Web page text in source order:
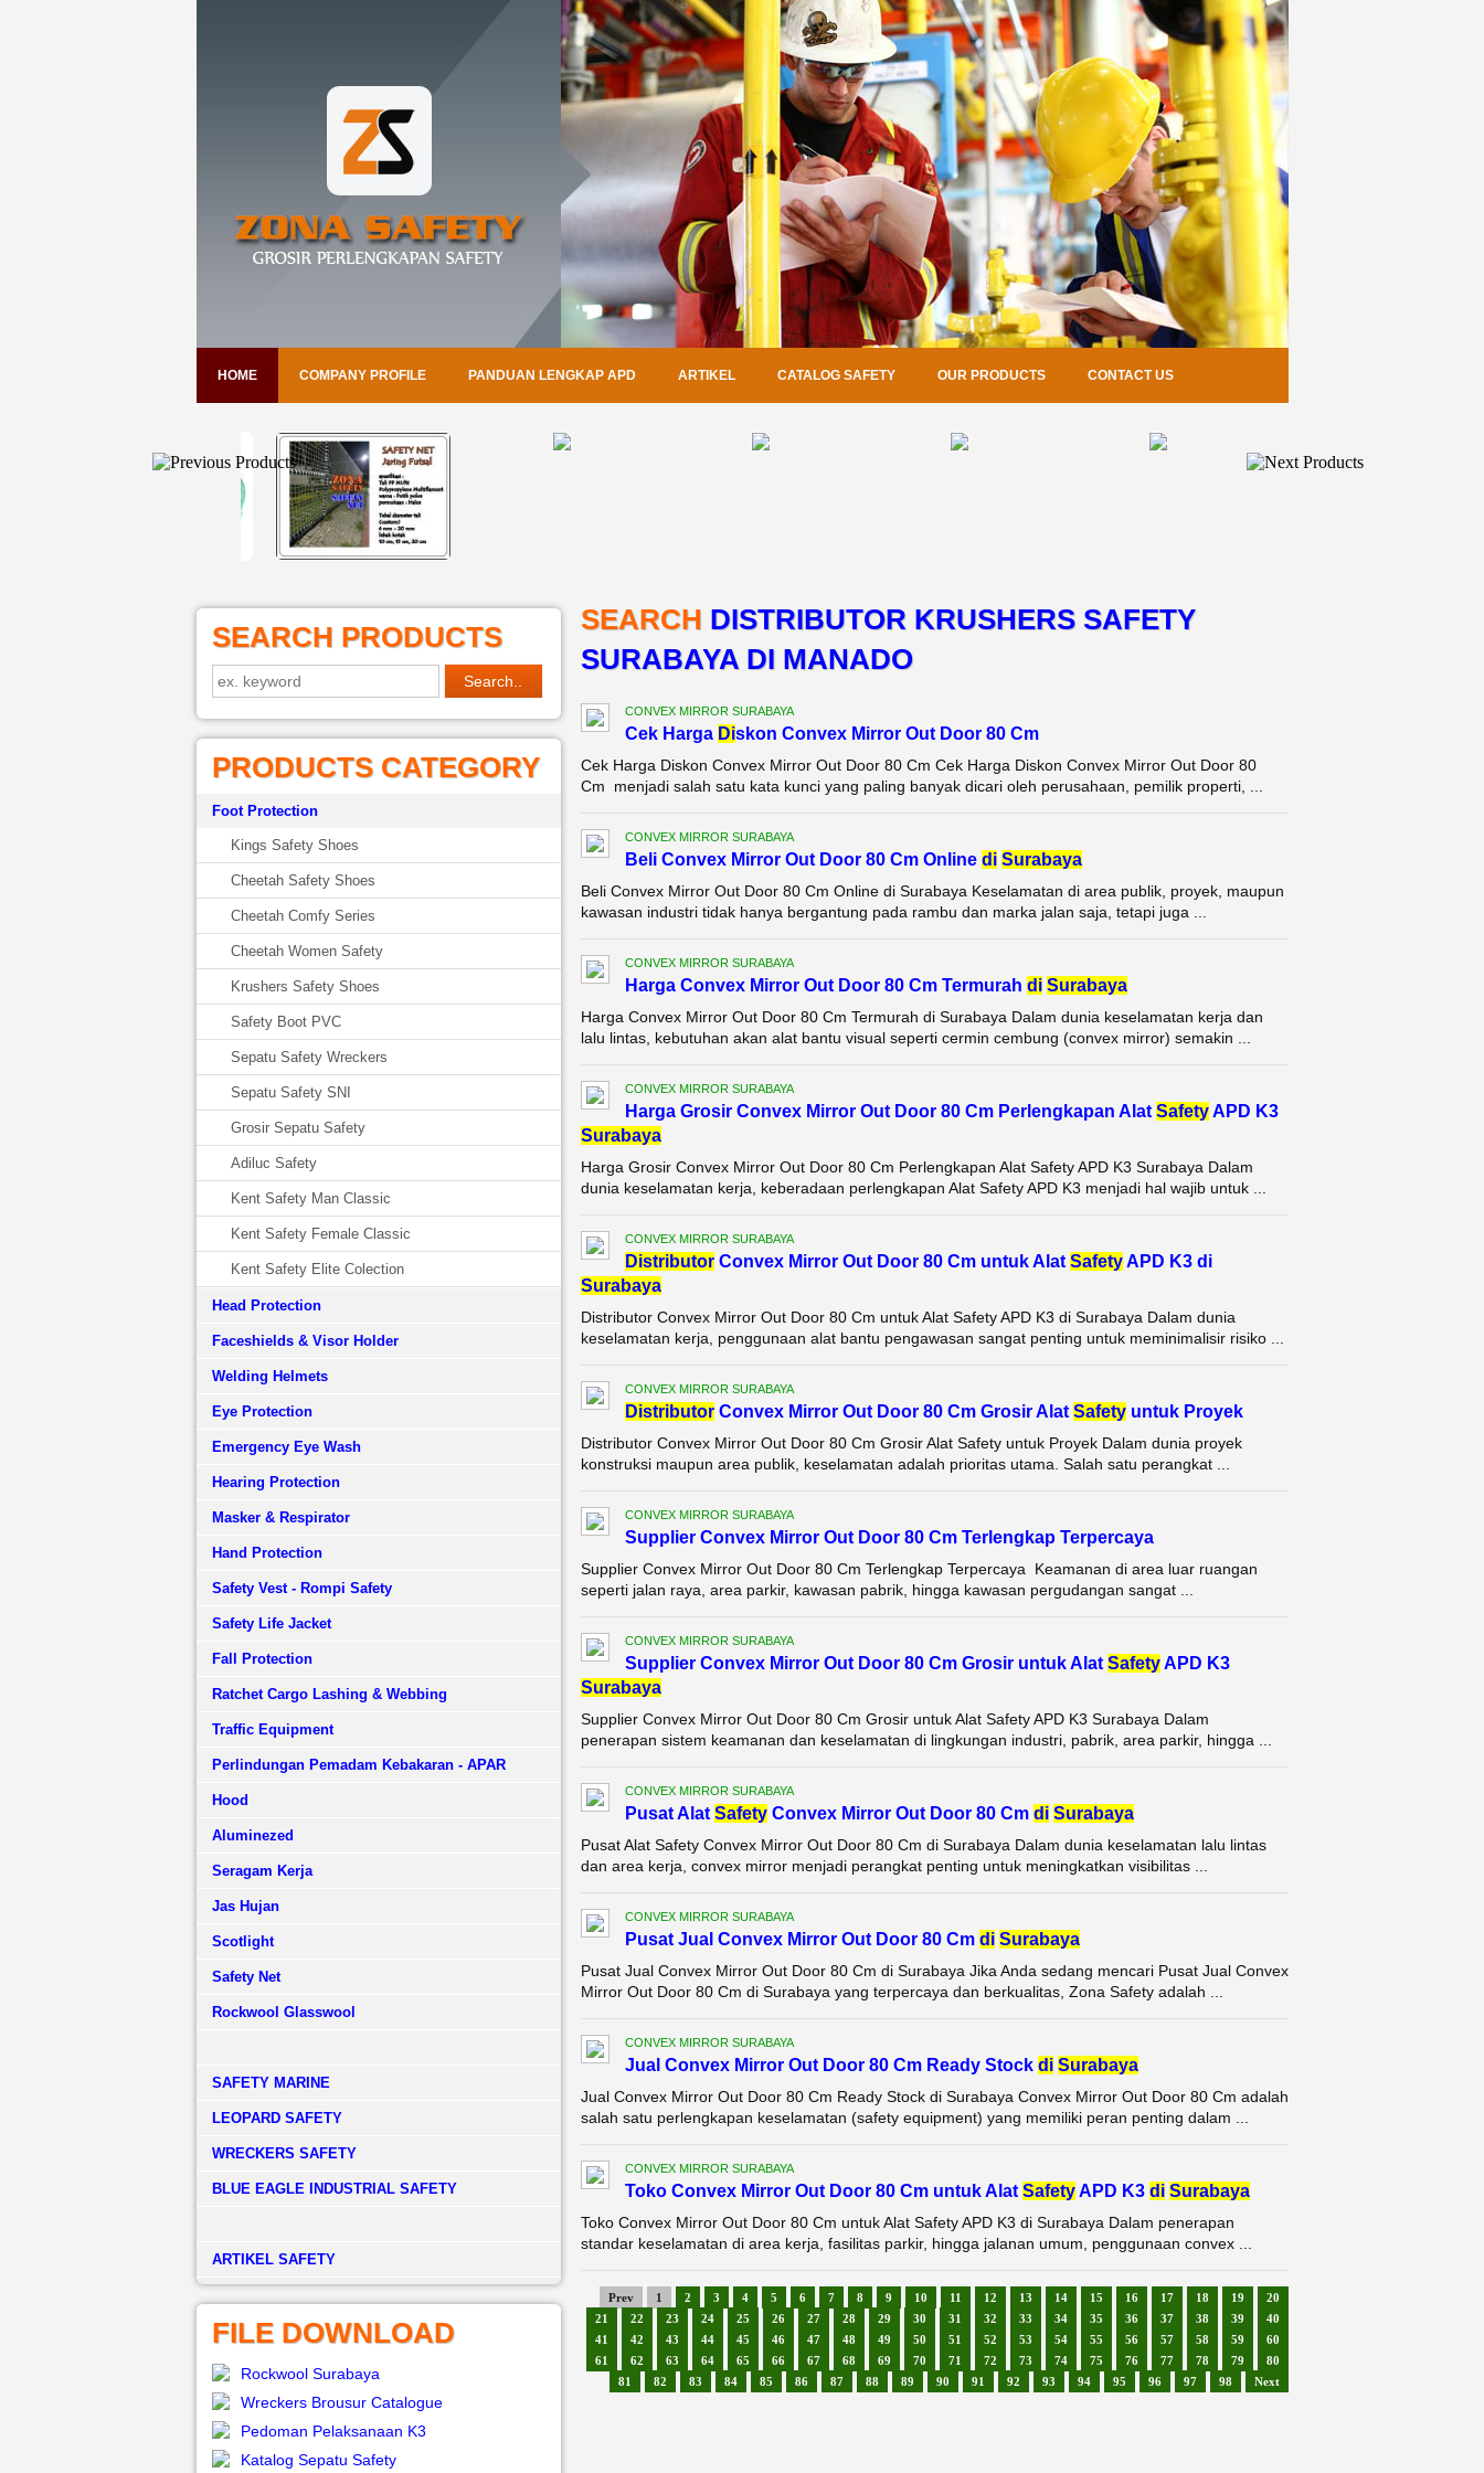
HOME COMPANY PROFILE PANDUAN LENGKAP APD ARTIKEL CATALOG SAFETY OUR PRODUCTS CONTACT US
SEARCH PRODUCTS
PRODUCTS CATEGORY
Foot Protection
Kings Safety Shoes
Cheetah Safety Shoes
Cheetah Comfy Series
Cheetah Women Safety
Krushers Safety Shoes
Safety Boot PVC
Sepatu Safety Wreckers
Sepatu Safety SNI
Grosir Sepatu Safety
Adiluc Safety
Kent Safety Man Classic
Kent Safety Female Classic
Kent Safety Elite Colection
Head Protection
Faceshields & Visor Holder
Welding Helmets
Eye Protection
Emergency Eye Wash
Hearing Protection
Masker & Respirator
Hand Protection
Safety Vest - Rompi Safety
Safety Life Jacket
Fall Protection
Ratchet Cargo Lashing & Webbing
Traffic Equipment
Perlindungan Pemadam Kebakaran - APAR
Hood
Aluminezed
Seragam Kerja
Jas Hujan
Scotlight
Safety Net
Rockwool Glasswool
SAFETY MARINE
LEOPARD SAFETY
WRECKERS SAFETY
BLUE EAGLE INDUSTRIAL SAFETY
­ARTIKEL SAFETY
FILE DOWNLOAD
Rockwool Surabaya
Wreckers Brousur Catalogue
Pedoman Pelaksanaan K3
Katalog Sepatu Safety
SEARCH DISTRIBUTOR KRUSHERS SAFETY
SURABAYA DI MANADO
CONVEX MIRROR SURABAYA
Cek Harga Diskon Convex Mirror Out Door 80 Cm
Cek Harga Diskon Convex Mirror Out Door 80 Cm Cek Harga Diskon Convex Mirror Out Door 80
Cm menjadi salah satu kata kunci yang paling banyak dicari oleh perusahaan, pemilik properti, ...
CONVEX MIRROR SURABAYA
Beli Convex Mirror Out Door 80 Cm Online di Surabaya
Beli Convex Mirror Out Door 80 Cm Online di Surabaya Keselamatan di area publik, proyek, maupun
kawasan industri tidak hanya bergantung pada rambu dan marka jalan saja, tetapi juga ...
CONVEX MIRROR SURABAYA
Harga Convex Mirror Out Door 80 Cm Termurah di Surabaya
Harga Convex Mirror Out Door 80 Cm Termurah di Surabaya Dalam dunia keselamatan kerja dan
lalu lintas, kebutuhan akan alat bantu visual seperti cermin cembung (convex mirror) semakin ...
CONVEX MIRROR SURABAYA
Harga Grosir Convex Mirror Out Door 80 Cm Perlengkapan Alat SafetyAPD K3
Surabaya
Harga Grosir Convex Mirror Out Door 80 Cm Perlengkapan Alat Safety APD K3 Surabaya Dalam
dunia keselamatan kerja, keberadaan perlengkapan Alat Safety APD K3 menjadi hal wajib untuk ...
CONVEX MIRROR SURABAYA
DistributorConvex Mirror Out Door 80 Cm untuk Alat SafetyAPD K3 di
Surabaya
Distributor Convex Mirror Out Door 80 Cm untuk Alat Safety APD K3 di Surabaya Dalam dunia
keselamatan kerja, penggunaan alat bantu pengawasan sangat penting untuk meminimalisir risiko ...
CONVEX MIRROR SURABAYA
DistributorConvex Mirror Out Door 80 Cm Grosir Alat Safetyuntuk Proyek
Distributor Convex Mirror Out Door 80 Cm Grosir Alat Safety untuk Proyek Dalam dunia proyek
konstruksi maupun area publik, keselamatan adalah prioritas utama. Salah satu perangkat ...
CONVEX MIRROR SURABAYA
Supplier Convex Mirror Out Door 80 Cm Terlengkap Terpercaya
Supplier Convex Mirror Out Door 80 Cm Terlengkap Terpercaya Keamanan di area luar ruangan
seperti jalan raya, area parkir, kawasan pabrik, hingga kawasan pergudangan sangat ...
CONVEX MIRROR SURABAYA
Supplier Convex Mirror Out Door 80 Cm Grosir untuk Alat SafetyAPD K3
Surabaya
Supplier Convex Mirror Out Door 80 Cm Grosir untuk Alat Safety APD K3 Surabaya Dalam
penerapan sistem keamanan dan keselamatan di lingkungan industri, pabrik, area parkir, hingga ...
CONVEX MIRROR SURABAYA
Pusat Alat SafetyConvex Mirror Out Door 80 Cm di Surabaya
Pusat Alat Safety Convex Mirror Out Door 80 Cm di Surabaya Dalam dunia keselamatan lalu lintas
dan area kerja, convex mirror menjadi perangkat penting untuk meningkatkan visibilitas ...
CONVEX MIRROR SURABAYA
Pusat Jual Convex Mirror Out Door 80 Cm di Surabaya
Pusat Jual Convex Mirror Out Door 80 Cm di Surabaya Jika Anda sedang mencari Pusat Jual Convex
Mirror Out Door 80 Cm di Surabaya yang terpercaya dan berkualitas, Zona Safety adalah ...
CONVEX MIRROR SURABAYA
Jual Convex Mirror Out Door 80 Cm Ready Stock di Surabaya
Jual Convex Mirror Out Door 80 Cm Ready Stock di Surabaya Convex Mirror Out Door 80 Cm adalah
salah satu perlengkapan keselamatan (safety equipment) yang memiliki peran penting dalam ...
CONVEX MIRROR SURABAYA
Toko Convex Mirror Out Door 80 Cm untuk Alat SafetyAPD K3 di Surabaya
Toko Convex Mirror Out Door 80 Cm untuk Alat Safety APD K3 di Surabaya Dalam penerapan
standar keselamatan di area kerja, fasilitas parkir, hingga jalanan umum, penggunaan convex ...
Prev 1 2 3 4 5 6 7 8 9 10 11 12 13 14 15 16 17 18 19
20
21
22 23 24 25 26 27 28 29 30 31 32 33 34 35 36 37 38 39
40
41
42 43 44 45 46 47 48 49 50 51 52 53 54 55 56 57 58 59
60
61
62 63 64 65 66 67 68 69 70 71 72 73 74 75 76 77 78 79
80
81
82 83 84 85 86 87 88 89 90 91 92 93 94 95 96 97 98 Next